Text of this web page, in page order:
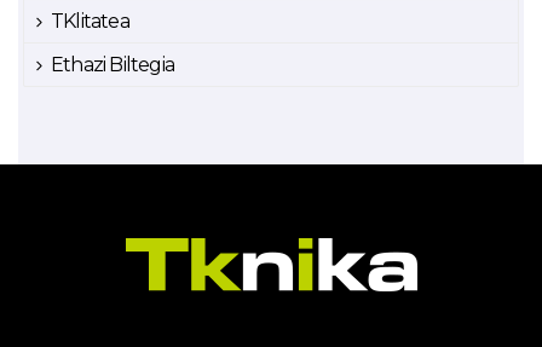
TKlitatea
Ethazi Biltegia